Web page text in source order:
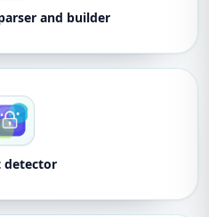
and builder
detector